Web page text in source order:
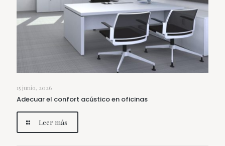
15 junio, 2026
Adecuar el confort acústico en oficinas
Leer más